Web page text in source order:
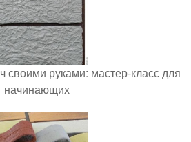
своими руками: мастер-класс для
начинающих